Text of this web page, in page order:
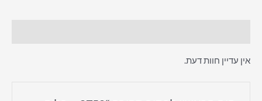
שלי
אין עדיין חוות דעת.